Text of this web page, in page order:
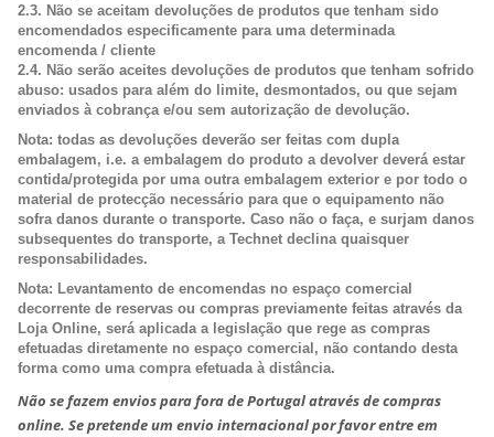
2.3. Não se aceitam devoluções de produtos que tenham sido
encomendados especificamente para uma determinada
encomenda / cliente
2.4. Não serão aceites devoluções de produtos que tenham sofrido
abuso: usados para além do limite, desmontados, ou que sejam
enviados à cobrança e/ou sem autorização de devolução.
Nota: todas as devoluções deverão ser feitas com dupla
embalagem, i.e. a embalagem do produto a devolver deverá estar
contida/protegida por uma outra embalagem exterior e por todo o
material de protecção necessário para que o equipamento não
sofra danos durante o transporte. Caso não o faça, e surjam danos
subsequentes do transporte, a Technet declina quaisquer
responsabilidades.
Nota: Levantamento de encomendas no espaço comercial
decorrente de reservas ou compras previamente feitas através da
Loja Online, será aplicada a legislação que rege as compras
efetuadas diretamente no espaço comercial, não contando desta
forma como uma compra efetuada à distância.
Não se fazem envios para fora de Portugal através de compras
online. Se pretende um envio internacional por favor entre em